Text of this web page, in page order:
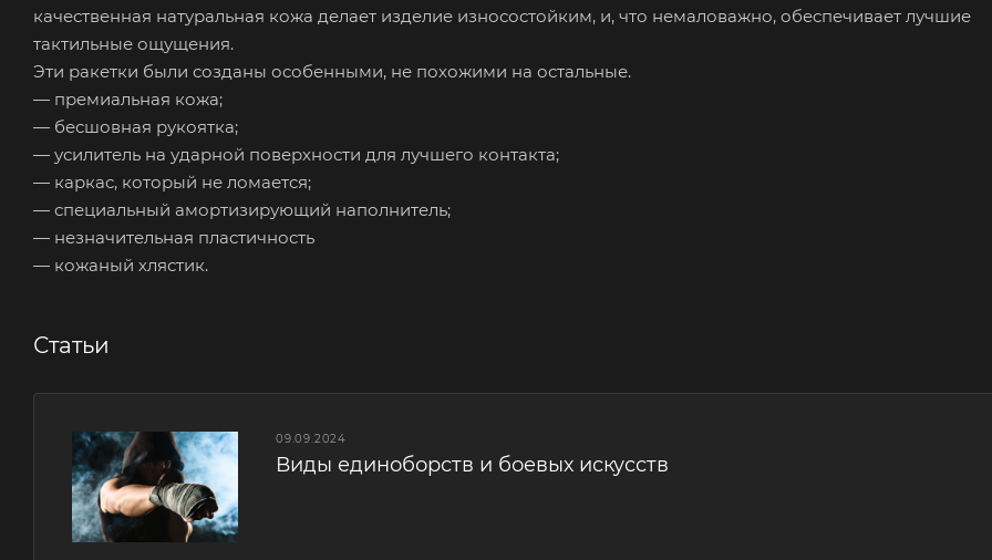
качественная натуральная кожа делает изделие износостойким, и, что немаловажно, обеспечивает лучшие
тактильные ощущения.
Эти ракетки были созданы особенными, не похожими на остальные.
— премиальная кожа;
— бесшовная рукоятка;
— усилитель на ударной поверхности для лучшего контакта;
— каркас, который не ломается;
— специальный амортизирующий наполнитель;
— незначительная пластичность
— кожаный хлястик.
Статьи
09.09.2024
Виды единоборств и боевых искусств